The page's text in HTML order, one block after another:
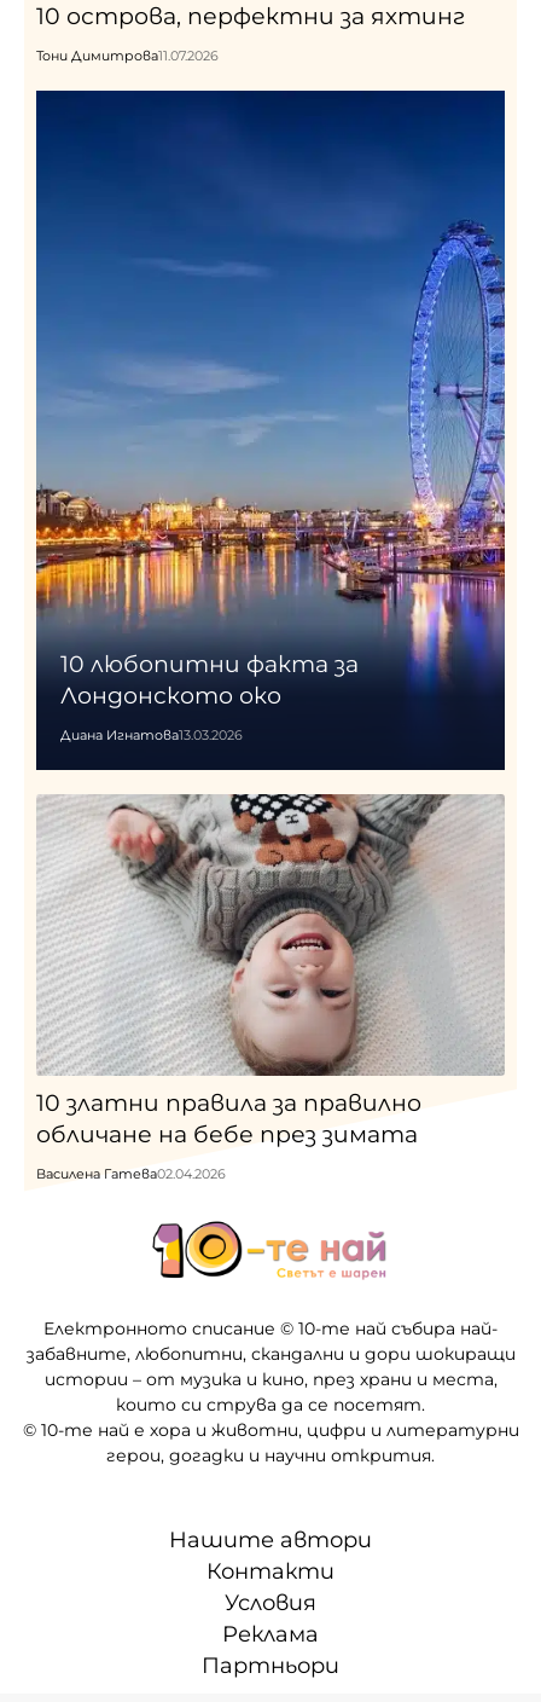
10 острова, перфектни за яхтинг
Тони Димитрова11.07.2026
10 любопитни факта за
Лондонското око
Диана Игнатова13.03.2026
10 златни правила за правилно
обличане на бебе през зимата
Василена Гатева02.04.2026
Електронното списание © 10-те най събира най-
забавните, любопитни, скандални и дори шокиращи
истории – от музика и кино, през храни и места,
които си струва да се посетят.
© 10-те най е хора и животни, цифри и литературни
герои, догадки и научни открития.
Нашите автори
Контакти
Условия
Реклама
Партньори